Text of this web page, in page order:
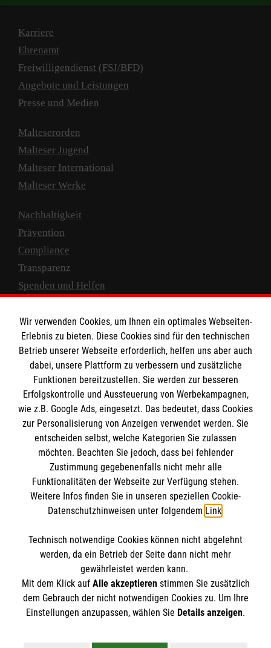
Karriere
Ehrenamt
Freiwilligendienst (FSJ/BFD)
Angebote und Leistungen
Presse und Medien
Malteserorden
Malteser Jugend
Malteser International
Malteser Werke
Nachhaltigkeit
Prävention
Compliance
Transparenz
Spenden und Helfen
Empfänger: Malteser Hilfsdienst e.V.
IBAN: DE10 3706 0120 1201 2000 12
BIC: GENODED 1PA7
Newsletter abonnieren
Cookies verwalten|AGB|Impressum|Datenschutz
Barrierefreiheit |Kontakt| Sharepoint|Mediathek
Wir verwenden Cookies, um Ihnen ein optimales Webseiten-
Erlebnis zu bieten. Diese Cookies sind für den technischen
Betrieb unserer Webseite erforderlich, helfen uns aber auch
dabei, unsere Plattform zu verbessern und zusätzliche
Funktionen bereitzustellen. Sie werden zur besseren
Erfolgskontrolle und Aussteuerung von Werbekampagnen,
wie z.B. Google Ads, eingesetzt. Das bedeutet, dass Cookies
zur Personalisierung von Anzeigen verwendet werden. Sie
entscheiden selbst, welche Kategorien Sie zulassen
möchten. Beachten Sie jedoch, dass bei fehlender
Zustimmung gegebenenfalls nicht mehr alle
Funktionalitäten der Webseite zur Verfügung stehen.
Weitere Infos finden Sie in unseren speziellen Cookie-
Datenschutzhinweisen unter folgendem Link.
Technisch notwendige Cookies können nicht abgelehnt
werden, da ein Betrieb der Seite dann nicht mehr
gewährleistet werden kann.
Mit dem Klick auf Alle akzeptierenstimmen Sie zusätzlich
dem Gebrauch der nicht notwendigen Cookies zu. Um Ihre
Einstellungen anzupassen, wählen Sie Details anzeigen.